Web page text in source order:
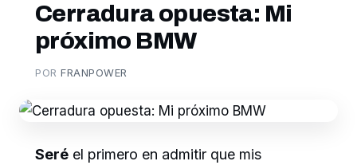
Cerradura opuesta: Mi
próximo BMW
PORFRANPOWER
Seré el primero en admitir que mis